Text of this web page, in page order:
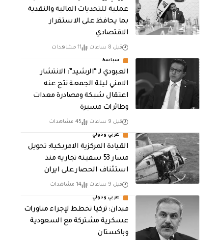
عملية للتحديات المالية والنقدية
بما يحافظ على الاستقرار
الاقتصادي
قبل 8 ساعات 11 مشاهدات
سياسة
العبودي لـ “الرشيد”: الانتشار
الامني ليلة الجمعة نتج عنه
اعتقال شبكة ومصادرة معدات
وطائرات مسيرة
قبل 9 ساعات 45 مشاهدات
عربي ودولي
القيادة المركزية الامريكية: تحويل
مسار 53 سفينة تجارية منذ
استئناف الحصار على ايران
قبل 9 ساعات 14 مشاهدات
عربي ودولي
فيدان: تركيا تخطط لإجراء مناورات
عسكرية مشتركة مع السعودية
وباكستان